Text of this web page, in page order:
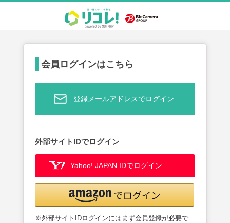
会員ログインはこちら
登録メールアドレスでログイン
外部サイトIDでログイン
Yahoo! JAPAN IDでログイン
※外部サイトIDログインにはまず会員登録が必要で